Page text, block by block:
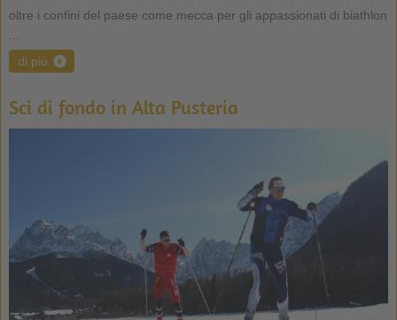
oltre i confini del paese come mecca per gli appassionati di biathlon
di più
Sci di fondo in Alta Pusteria